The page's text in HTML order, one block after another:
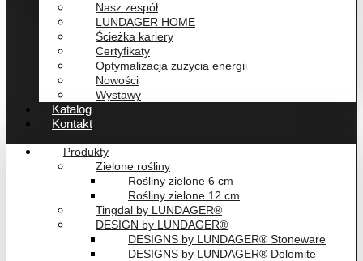
Nasz zespół
LUNDAGER HOME
Ścieżka kariery
Certyfikaty
Optymalizacja zużycia energii
Nowości
Wystawy
Katalog
Kontakt
Produkty
Zielone rośliny
Rośliny zielone 6 cm
Rośliny zielone 12 cm
Tingdal by LUNDAGER®
DESIGN by LUNDAGER®
DESIGNS by LUNDAGER® Stoneware
DESIGNS by LUNDAGER® Dolomite